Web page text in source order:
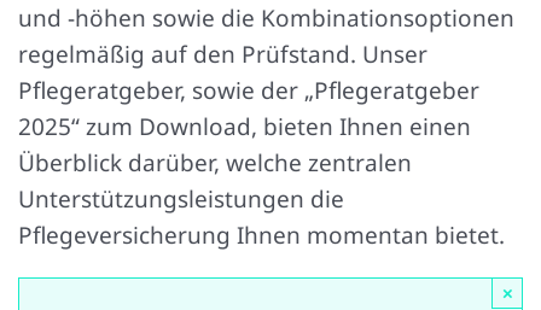
und -höhen sowie die Kombinationsoptionen
regelmäßig auf den Prüfstand. Unser
Pflegeratgeber, sowie der „Pflegeratgeber
2025“ zum Download, bieten Ihnen einen
Überblick darüber, welche zentralen
Unterstützungsleistungen die
Pflegeversicherung Ihnen momentan bietet.
×